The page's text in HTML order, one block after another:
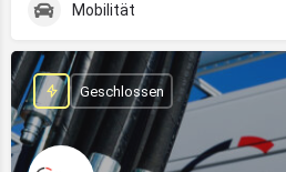
Mobilität
Geschlossen